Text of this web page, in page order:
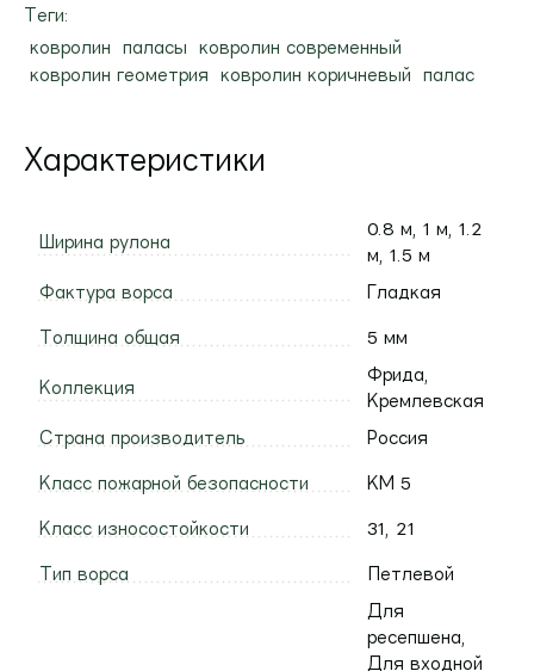
Теги:
ковролин
паласы
ковролин современный
ковролин геометрия
ковролин коричневый палас
Характеристики
Ширина рулона
0.8 м, 1 м, 1.2
м, 1.5 м
Фактура ворса Гладкая
Толщина общая 5 мм
Коллекция
Фрида,
Кремлевская
Страна производитель Россия
Класс пожарной безопасности КМ 5
Класс износостойкости 31, 21
Тип ворса Петлевой
Для
ресепшена,
Для входной